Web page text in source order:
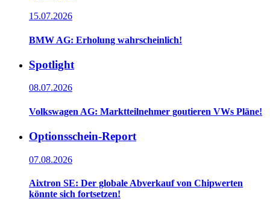
15.07.2026
BMW AG: Erholung wahrscheinlich!
Spotlight
08.07.2026
Volkswagen AG: Marktteilnehmer goutieren VWs Pläne!
Optionsschein-Report
07.08.2026
Aixtron SE: Der globale Abverkauf von Chipwerten
könnte sich fortsetzen!